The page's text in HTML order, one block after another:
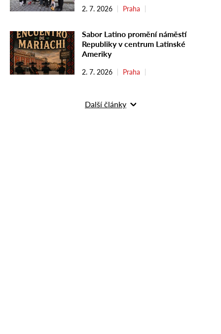
2. 7. 2026 Praha
Sabor Latino promění náměstí
Republiky v centrum Latinské
Ameriky
2. 7. 2026 Praha
Další články